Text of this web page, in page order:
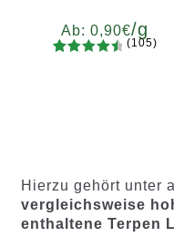
Ab:0,90€/g
ewertung
en
(105)
Hierzu gehört unter
vergleichsweise
enthaltene Terpen